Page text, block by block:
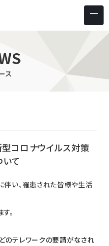
店頭
スキルアップ
ス
コロナウイルス対策
て
い、罹患された皆様や生活
。
のテレワークの要請がなされ